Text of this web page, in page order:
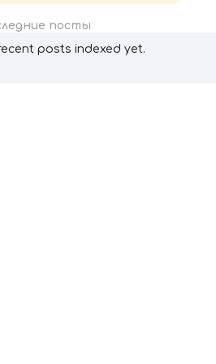
посты
posts indexed yet.